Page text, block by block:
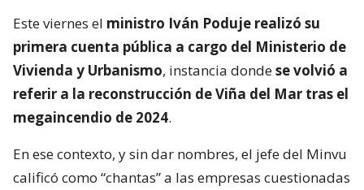
Este viernes el ministro Iván Poduje realizó su
primera cuenta pública a cargo del Ministerio de
Vivienda y Urbanismo, instancia dondese volvió a
referir a la reconstrucción de Viña del Mar tras el
megaincendio de 2024.
En ese contexto, y sin dar nombres, el jefe del Minvu
calificó como “chantas” a las empresas cuestionadas